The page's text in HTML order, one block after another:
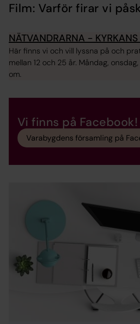
Film: Varför firar vi
NÄTVANDRARNA -
Här finns vi och vill lyssna på och
mellan 12 och 25 år. Måndag,
om.
Vi finns på Facebook!
Varabygdens församling på